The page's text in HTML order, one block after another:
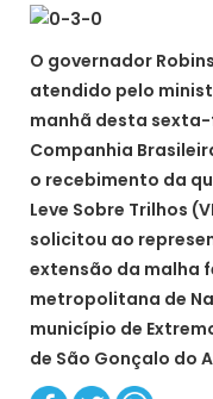
O governador
atendido pelo
manhã desta
Companhia
o recebimento da
Leve Sobre Trilhos
solicitou ao
extensão da malha
metropolitana de
município de
de São Gonçalo do